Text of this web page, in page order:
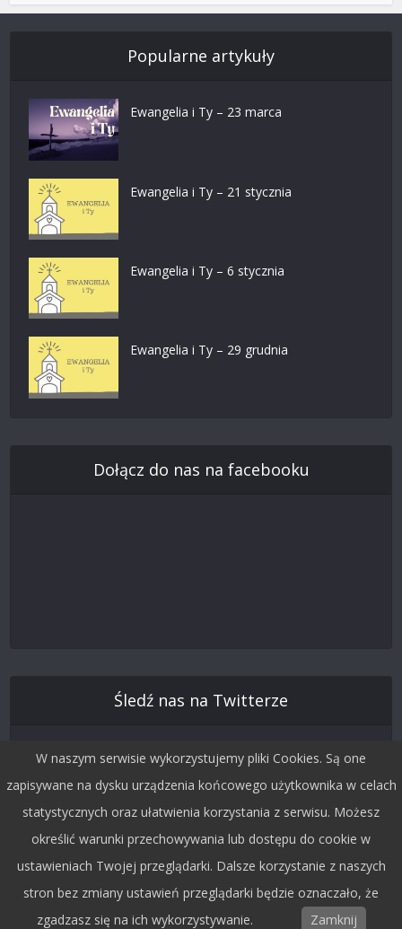
Popularne artykuły
Ewangelia i Ty – 23 marca
Ewangelia i Ty – 21 stycznia
Ewangelia i Ty – 6 stycznia
Ewangelia i Ty – 29 grudnia
Dołącz do nas na facebooku
Śledź nas na Twitterze
Copyright © 2015 by Dobra Fala.
W naszym serwisie wykorzystujemy pliki Cookies. Są one
zapisywane na dysku urządzenia końcowego użytkownika w celach
statystycznych oraz ułatwienia korzystania z serwisu. Możesz
określić warunki przechowywania lub dostępu do cookie w
ustawieniach Twojej przeglądarki. Dalsze korzystanie z naszych
stron bez zmiany ustawień przeglądarki będzie oznaczało, że
zgadzasz się na ich wykorzystywanie.
Zamknij